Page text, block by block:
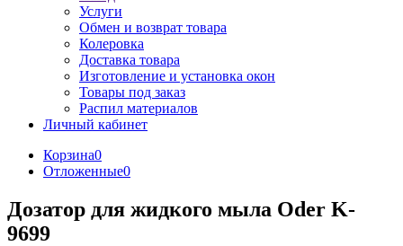
Услуги
Обмен и возврат товара
Колеровка
Доставка товара
Изготовление и установка окон
Товары под заказ
Распил материалов
Личный кабинет
Корзина0
Отложенные0
Дозатор для жидкого мыла Oder K-
9699